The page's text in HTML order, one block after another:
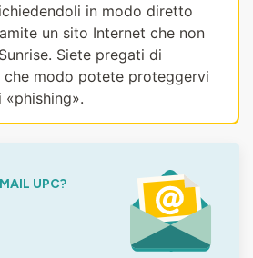
in modo diretto
un sito Internet che non
Siete pregati di
che modo potete proteggervi
UPC?